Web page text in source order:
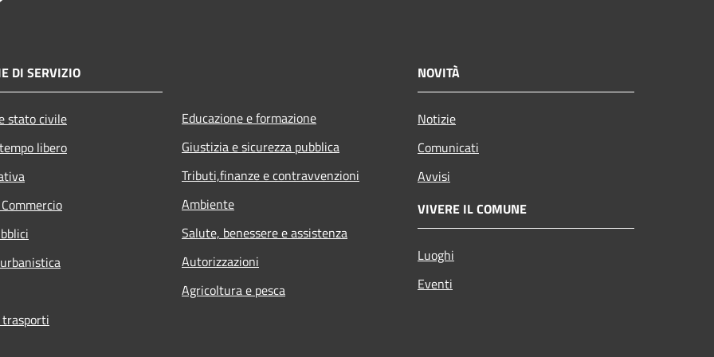
DI SERVIZIO
stato civile
libero
Educazione e formazione
Giustizia e sicurezza pubblica
Tributi,finanze e contravvenzioni
Ambiente
Salute, benessere e assistenza
Autorizzazioni
Agricoltura e pesca
NOVITÀ
Notizie
Comunicati
Avvisi
VIVERE IL COMUNE
Luoghi
Eventi